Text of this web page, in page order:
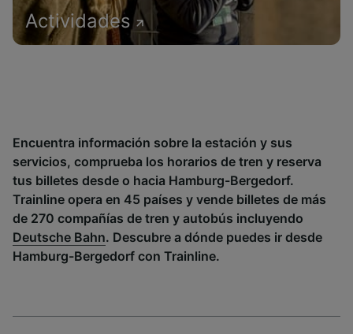
Actividades
Encuentra información sobre la estación y sus
servicios, comprueba los horarios de tren y reserva
tus billetes desde o hacia Hamburg-Bergedorf.
Trainline opera en 45 países y vende billetes de más
de 270 compañías de tren y autobús incluyendo
Deutsche Bahn. Descubre a dónde puedes ir desde
Hamburg-Bergedorf con Trainline.